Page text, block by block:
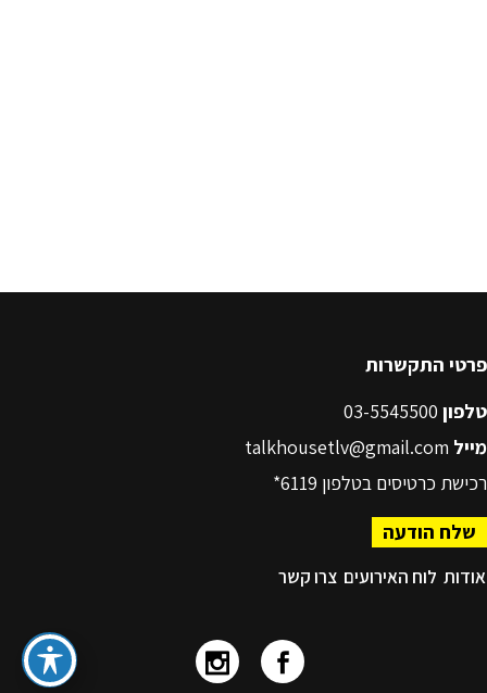
פרטי התקשרות
טלפון
מייל talkhousetlv@gmail.com
רכישת כרטיסים בטלפון 6119*
שלח הודעה
אודות לוח האירועים צרו קשר